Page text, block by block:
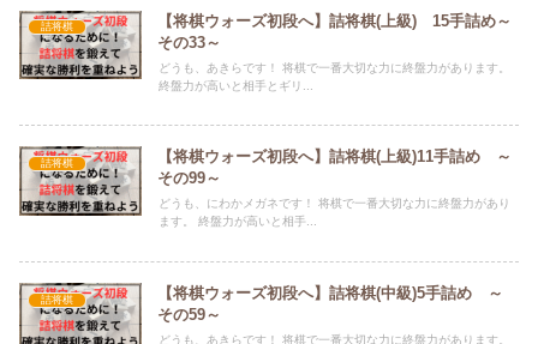
詰将棋
【将棋ウォーズ初段へ】詰将棋(上級) 15手詰め～
その33～
どうも、あきらです！ 将棋で一番大切な力に終盤力があります。
終盤力が高いと相手とギリ...
詰将棋
【将棋ウォーズ初段へ】詰将棋(上級)11手詰め ～
その99～
どうも、にわかメガネです！ 将棋で一番大切な力に終盤力があり
ます。 終盤力が高いと相手...
詰将棋
【将棋ウォーズ初段へ】詰将棋(中級)5手詰め ～
その59～
どうも、あきらです！ 将棋で一番大切な力に終盤力があります。